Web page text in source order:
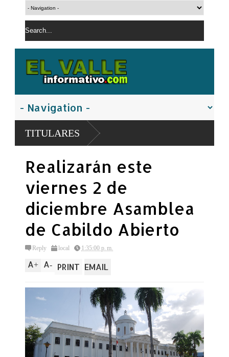
TITULARES
Realizarán este
viernes 2 de
diciembre Asamblea
de Cabildo Abierto
Reply local 1:35:00 p. m.
A+ A- PRINT EMAIL